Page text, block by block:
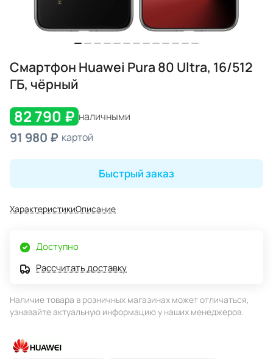
Смартфон Huawei Pura 80 Ultra, 16/512
ГБ, чёрный
82 790 ₽ наличными
91 980 ₽ картой
Быстрый заказ
ХарактеристикиОписание
Доступно
Рассчитать доставку
Наличие товара в розничных магазинах может отличаться,
узнавайте актуальную информацию у наших менеджеров.